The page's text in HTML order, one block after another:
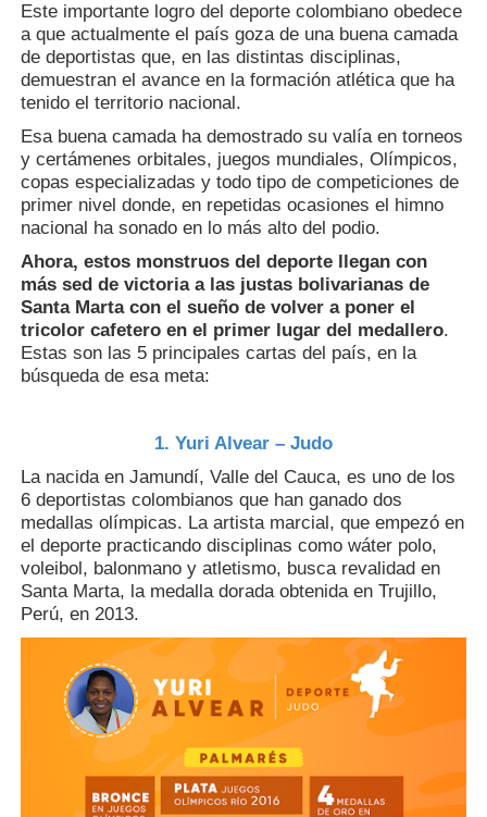
Este importante logro del deporte colombiano obedece
a que actualmente el país goza de una buena camada
de deportistas que, en las distintas disciplinas,
demuestran el avance en la formación atlética que ha
tenido el territorio nacional.
Esa buena camada ha demostrado su valía en torneos
y certámenes orbitales, juegos mundiales, Olímpicos,
copas especializadas y todo tipo de competiciones de
primer nivel donde, en repetidas ocasiones el himno
nacional ha sonado en lo más alto del podio.
Ahora, estos monstruos del deporte llegan con
más sed de victoria a las justas bolivarianas de
Santa Marta con el sueño de volver a poner el
tricolor cafetero en el primer lugar del medallero.
Estas son las 5 principales cartas del país, en la
búsqueda de esa meta:
1. Yuri Alvear – Judo
La nacida en Jamundí, Valle del Cauca, es uno de los
6 deportistas colombianos que han ganado dos
medallas olímpicas. La artista marcial, que empezó en
el deporte practicando disciplinas como wáter polo,
voleibol, balonmano y atletismo, busca revalidad en
Santa Marta, la medalla dorada obtenida en Trujillo,
Perú, en 2013.